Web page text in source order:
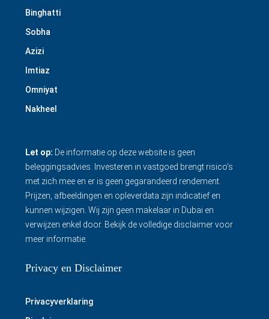
Binghatti
Sobha
Azizi
Imtiaz
Omniyat
Nakheel
Let op: De informatie op deze website is geen
beleggingsadvies. Investeren in vastgoed brengt risico’s
met zich mee en er is geen gegarandeerd rendement.
Prijzen, afbeeldingen en opleverdata zijn indicatief en
kunnen wijzigen. Wij zijn geen makelaar in Dubai en
verwijzen enkel door. Bekijk de volledige disclaimervoor
meer informatie.
Privacy en Disclaimer
Privacyverklaring